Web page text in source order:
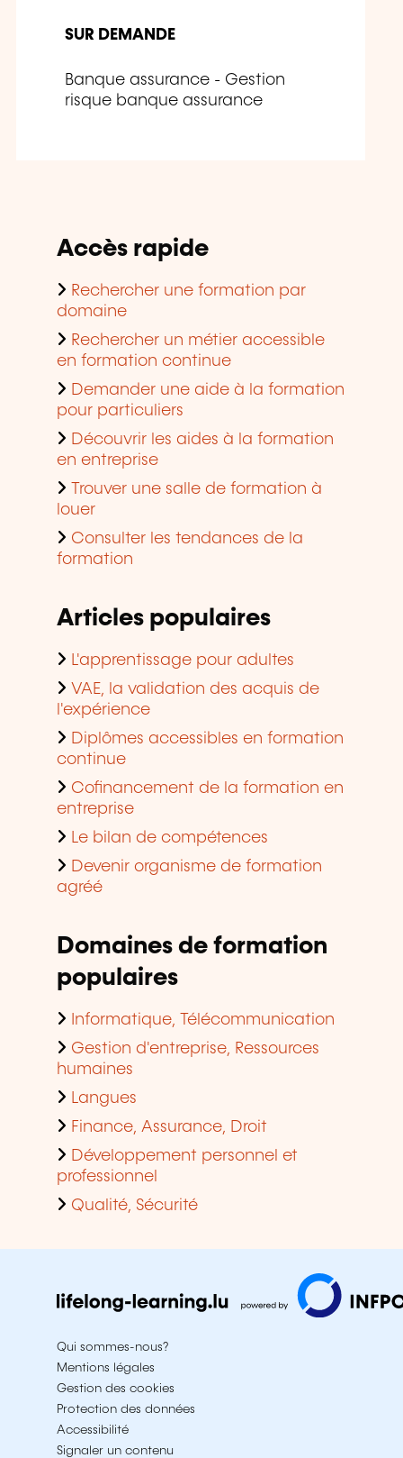
SUR DEMANDE
Banque assurance - Gestion
risque banque assurance
Accès rapide
Rechercher une formation par
domaine
Rechercher un métier accessible
en formation continue
Demander une aide à la formation
pour particuliers
Découvrir les aides à la formation
en entreprise
Trouver une salle de formation à
louer
Consulter les tendances de la
formation
Articles populaires
L'apprentissage pour adultes
VAE, la validation des acquis de
l'expérience
Diplômes accessibles en formation
continue
Cofinancement de la formation en
entreprise
Le bilan de compétences
Devenir organisme de formation
agréé
Domaines de formation
populaires
Informatique, Télécommunication
Gestion d'entreprise, Ressources
humaines
Langues
Finance, Assurance, Droit
Développement personnel et
professionnel
Qualité, Sécurité
Qui sommes-nous?
Mentions légales
Gestion des cookies
Protection des données
Accessibilité
Signaler un contenu